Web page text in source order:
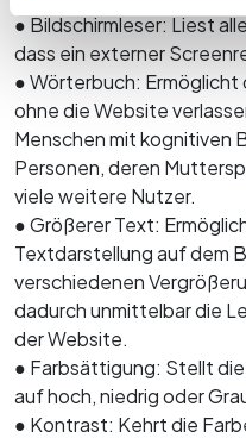
● Bildschirmleser: Liest
dass ein externer
● Wörterbuch:
ohne die Website
Menschen mit kognitiven
Personen, deren
viele weitere Nutzer.
● Größerer Text:
Textdarstellung auf dem
verschiedenen
dadurch unmittelbar die
der Website.
● Farbsättigung: Stellt
auf hoch, niedrig oder
● Kontrast: Kehrt die